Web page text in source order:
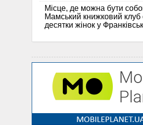
Місце, де можна бути
Мамський книжковий клуб
десятки жінок у